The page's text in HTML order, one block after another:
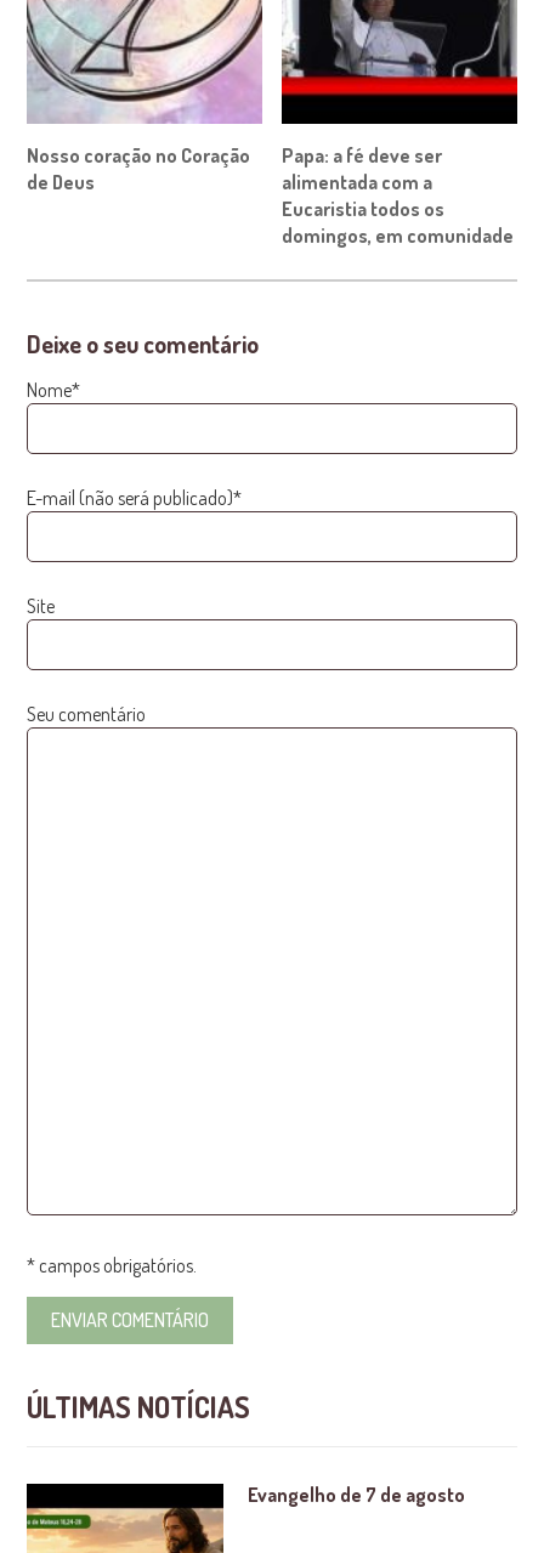
Nosso coração no Coração
de Deus
Papa: a fé deve ser
alimentada com a
Eucaristia todos os
domingos, em comunidade
Deixe o seu comentário
Nome*
E-mail (não será publicado)*
Site
Seu comentário
* campos obrigatórios.
ÚLTIMAS NOTÍCIAS
Evangelho de 7 de agosto